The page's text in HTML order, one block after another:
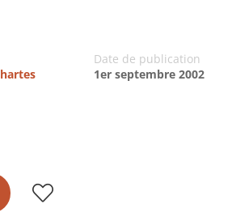
Date de publication
1er septembre 2002